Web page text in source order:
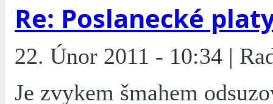
Re: Poslanecké
22. Únor 2011 - 10:34 |
Je zvykem šmahem